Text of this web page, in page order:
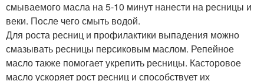
смываемого масла на 5-10 минут нанести на ресницы и
веки. После чего смыть водой.
Для роста ресниц и профилактики выпадения можно
смазывать ресницы персиковым маслом. Репейное
масло также помогает укрепить ресницы. Касторовое
масло ускоряет рост ресниц и способствует их